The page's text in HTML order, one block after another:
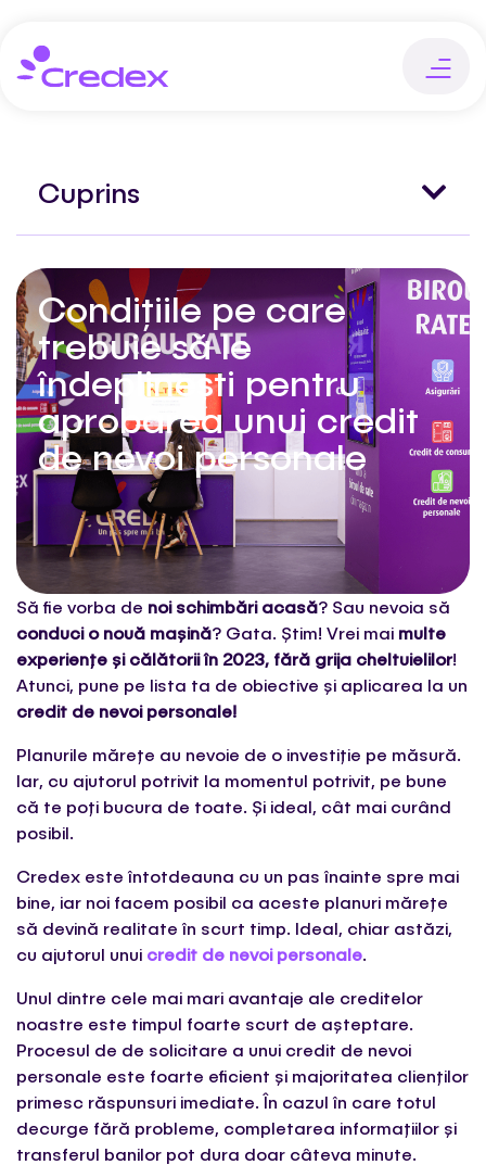
Condițiile pe care
trebuie să le
îndeplinești pentru
aprobarea unui credit
de nevoi personale
Să fie vorba de noi schimbări acasă? Sau nevoia să
conduci o nouă mașină? Gata. Știm! Vrei mai multe
experiențe și călătorii în 2023, fără grija cheltuielilor!
Atunci, pune pe lista ta de obiective și aplicarea la un
credit de nevoi personale!
Planurile mărețe au nevoie de o investiție pe măsură.
Iar, cu ajutorul potrivit la momentul potrivit, pe bune
că te poți bucura de toate. Și ideal, cât mai curând
posibil.
Credex este întotdeauna cu un pas înainte spre mai
bine, iar noi facem posibil ca aceste planuri mărețe
să devină realitate în scurt timp. Ideal, chiar astăzi,
cu ajutorul unui credit de nevoi personale.
Unul dintre cele mai mari avantaje ale creditelor
noastre este timpul foarte scurt de așteptare.
Procesul de de solicitare a unui credit de nevoi
personale este foarte eficient și majoritatea clienților
primesc răspunsuri imediate. În cazul în care totul
decurge fără probleme, completarea informațiilor și
transferul banilor pot dura doar câteva minute.
Cuprins